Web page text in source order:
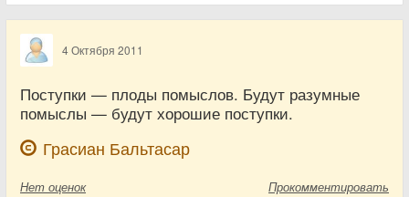
4 Октября 2011
Поступки — плоды помыслов. Будут разумные
помыслы — будут хорошие поступки.
Грасиан Бальтасар
Нет оценок Прокомментировать